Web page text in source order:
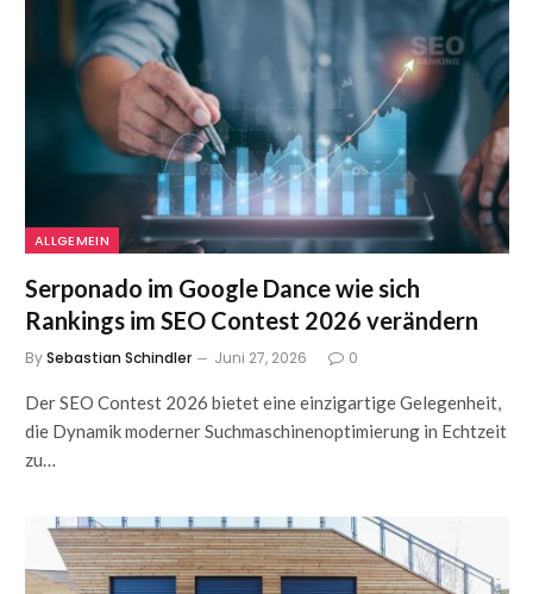
ALLGEMEIN
Serponado im Google Dance wie sich
Rankings im SEO Contest 2026 verändern
BySebastian Schindler Juni 27, 2026 0
Der SEO Contest 2026 bietet eine einzigartige Gelegenheit,
die Dynamik moderner Suchmaschinenoptimierung in Echtzeit
zu…